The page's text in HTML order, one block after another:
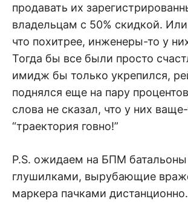
продавать их
владельцам с 50% скидкой.
что похитрее, инженеры-то у
Тогда бы все были просто
имидж бы только укрепился,
поднялся еще на пару
слова не сказал, что у них
“траектория говно!”
P.S. ожидаем на БПМ батальоны
глушилками, вырубающие
маркера пачками дистанционно.